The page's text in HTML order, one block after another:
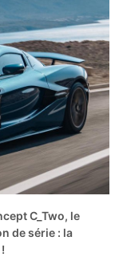
C_Two, le
de série : la